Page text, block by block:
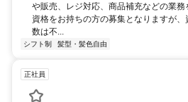
や販売、レジ対応、商品補充などの業
資格をお持ちの方の募集となりますが
数は不...
シフト制 髪型・髪色自由
正社員